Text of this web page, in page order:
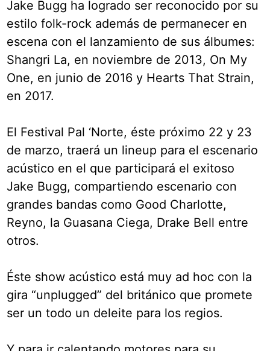
Jake Bugg ha logrado ser reconocido por su
estilo folk-rock además de permanecer en
escena con el lanzamiento de sus álbumes:
Shangri La, en noviembre de 2013, On My
One, en junio de 2016 y Hearts That Strain,
en 2017.
El Festival Pal ‘Norte, éste próximo 22 y 23
de marzo, traerá un lineup para el escenario
acústico en el que participará el exitoso
Jake Bugg, compartiendo escenario con
grandes bandas como Good Charlotte,
Reyno, la Guasana Ciega, Drake Bell entre
otros.
Éste show acústico está muy ad hoc con la
gira “unplugged” del británico que promete
ser un todo un deleite para los regios.